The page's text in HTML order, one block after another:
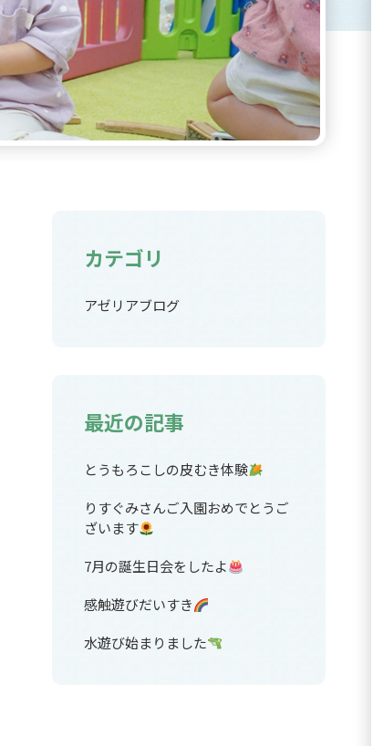
カテゴリ
アゼリアブログ
最近の記事
とうもろこしの皮むき体験
りすぐみさんご入園おめでとうご
ざいます
7月の誕生日会をしたよ
感触遊びだいすき
水遊び始まりました